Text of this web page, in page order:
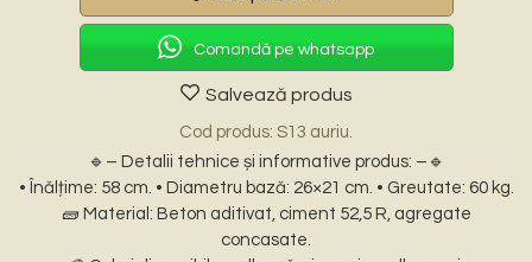
Comandă pe whatsapp
Salvează produs
Cod produs: S13 auriu.
🔹– Detalii tehnice și informative produs: –🔹
• Înălțime: 58 cm. • Diametru bază: 26×21 cm. • Greutate: 60 kg.
🧱 Material: Beton aditivat, ciment 52,5 R, agregate
concasate.